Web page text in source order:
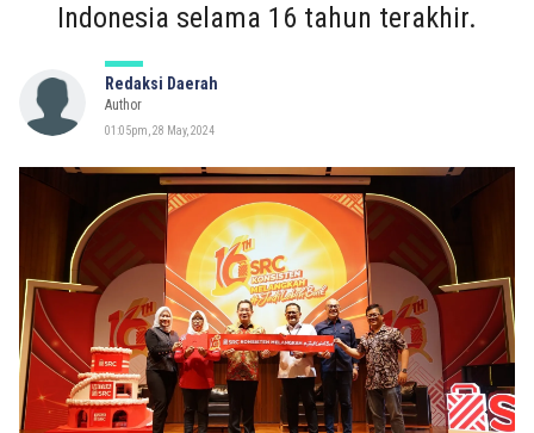
Indonesia selama 16 tahun terakhir.
Redaksi Daerah
Author
01:05pm, 28 May, 2024